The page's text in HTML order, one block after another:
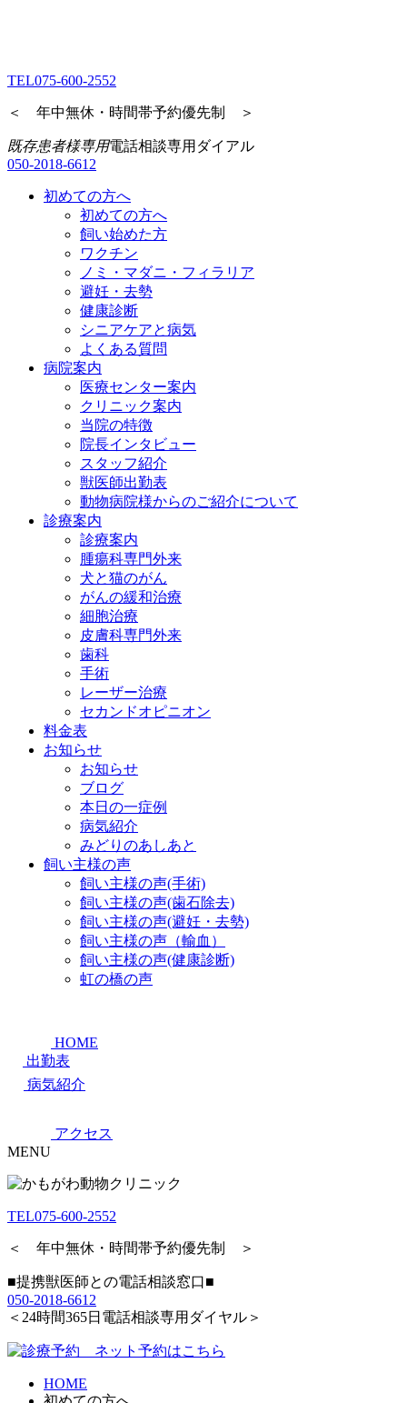
TEL075-600-2552
＜ 年中無休・時間帯予約優先制 ＞
既存患者様専用電話相談専用ダイアル
050-2018-6612
初めての方へ
初めての方へ
飼い始めた方
ワクチン
ノミ・マダニ・フィラリア
避妊・去勢
健康診断
シニアケアと病気
よくある質問
病院案内
医療センター案内
クリニック案内
当院の特徴
院長インタビュー
スタッフ紹介
獣医師出勤表
動物病院様からのご紹介について
診療案内
診療案内
腫瘍科専門外来
犬と猫のがん
がんの緩和治療
細胞治療
皮膚科専門外来
歯科
手術
レーザー治療
セカンドオピニオン
料金表
お知らせ
お知らせ
ブログ
本日の一症例
病気紹介
みどりのあしあと
飼い主様の声
飼い主様の声(手術)
飼い主様の声(歯石除去)
飼い主様の声(避妊・去勢)
飼い主様の声（輸血）
飼い主様の声(健康診断)
虹の橋の声
HOME
出勤表
病気紹介
アクセス
MENU
TEL075-600-2552
＜ 年中無休・時間帯予約優先制 ＞
■提携獣医師との電話相談窓口■
050-2018-6612
＜24時間365日電話相談専用ダイヤル＞
HOME